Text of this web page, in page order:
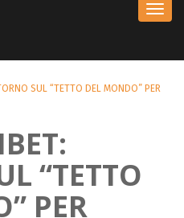
SUL “TETTO DEL MONDO” PER
“TETTO
PER